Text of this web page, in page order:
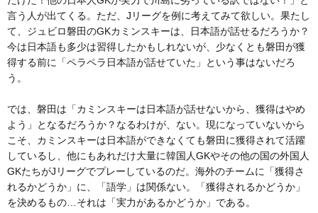
言う人が出てくる。ただ、Jリーグを例に考えてみて欲しい。果たし
て、ジュビロ磐田のGKカミンスキーは、日本語が話せるだろうか？
今は日本語も多少は習得したかもしれないが、少なくとも磐田が獲
得する前に「ペラペラ日本語が話せていた」という事はないだろ
う。
では、磐田は「カミンスキーは日本語が話せないから、獲得はやめ
よう」となるだろうか？なるわけが、ない。現になっていないから
こそ、カミンスキーは日本語ができなくても磐田に獲得されて活躍
しているし、他にもあれだけ大量に韓国人GKやその他の国の外国人
GKたちがJリーグでプレーしているのだ。海外のチームに「獲得さ
れるかどうか」に、「語学」は関係ない。「獲得されるかどうか」
を決めるもの…それは「実力があるかどうか」である。